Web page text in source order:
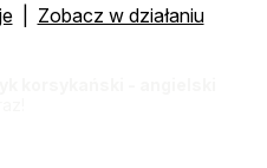
| Zobacz w działaniu